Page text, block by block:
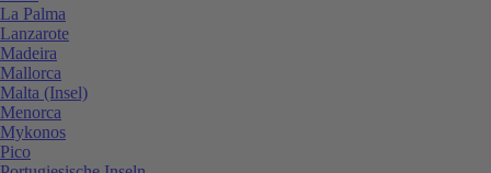
La Palma
Lanzarote
Madeira
Mallorca
Malta (Insel)
Menorca
Mykonos
Pico